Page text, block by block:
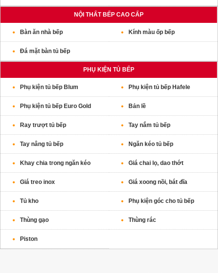
NỘI THẤT BẾP CAO CẤP
Bàn ăn nhà bếp Kính màu ốp bếp
Đá mặt bàn tủ bếp
PHỤ KIỆN TỦ BẾP
Phụ kiện tủ bếp Blum Phụ kiện tủ bếp Hafele
Phụ kiện tủ bếp Euro Gold Bản lề
Ray trượt tủ bếp Tay nắm tủ bếp
Tay nâng tủ bếp Ngăn kéo tủ bếp
Khay chia trong ngăn kéo Giá chai lọ, dao thớt
Giá treo inox Giá xoong nồi, bát đĩa
Tủ kho Phụ kiện góc cho tủ bếp
Thùng gạo Thùng rác
Piston